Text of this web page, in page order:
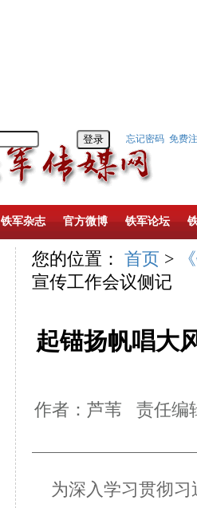
忘记密码 免费
铁军杂志 官方微博 铁军论坛
您的位置： 首页 >
宣传工作会议侧记
起锚扬帆唱大
作者：芦苇 责任编
为深入学习贯彻习